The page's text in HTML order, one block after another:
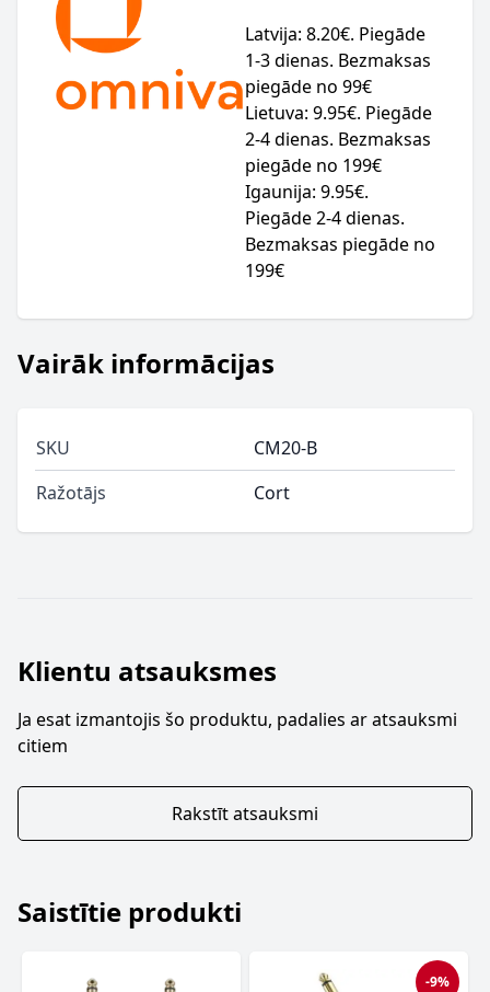
Latvija: 8.20€. Piegāde
1-3 dienas. Bezmaksas
piegāde no 99€
Lietuva: 9.95€. Piegāde
2-4 dienas. Bezmaksas
piegāde no 199€
Igaunija: 9.95€.
Piegāde 2-4 dienas.
Bezmaksas piegāde no
199€
Vairāk informācijas
SKU
CM20-B
Ražotājs
Cort
Klientu atsauksmes
Ja esat izmantojis šo produktu, padalies ar atsauksmi
citiem
Rakstīt atsauksmi
Saistītie produkti
-9%